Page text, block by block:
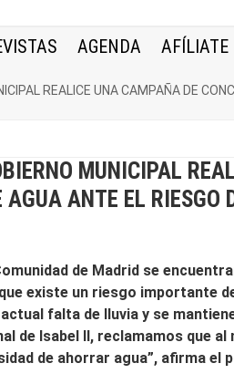
AGENDA AFÍLIATE
REALICE UNA CAMPAÑA DE
MUNICIPAL
ANTE EL RIESGO
de Madrid se
existe un riesgo importante
falta de lluvia y se
de Isabel II, reclamamos que al
de ahorrar agua”, afirma el